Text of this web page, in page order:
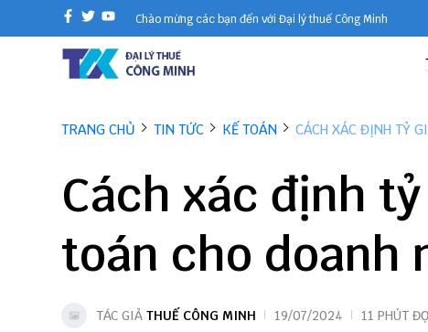
Chào mừng các bạn đến với Đại lý thuế Công Minh
TRANG CHỦ TIN TỨC KẾ TOÁN CÁCH XÁC ĐỊNH TỶ
Cách xác định
toán cho doanh
TÁC GIẢ THUẾ CÔNG MINH 19/07/2024 11 PHÚT